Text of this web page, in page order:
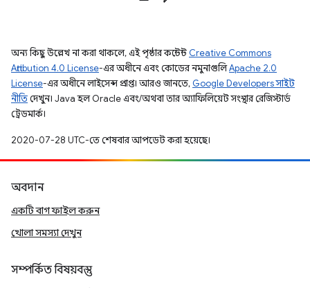
অন্য কিছু উল্লেখ না করা থাকলে, এই পৃষ্ঠার কন্টেন্ট Creative Commons
Attribution 4.0 License-এর অধীনে এবং কোডের নমুনাগুলিApache 2.0
License-এর অধীনে লাইসেন্স প্রাপ্ত। আরও জানতে, Google Developers সাইট
নীতিদেখুন। Java হল Oracle এবং/অথবা তার অ্যাফিলিয়েট সংস্থার রেজিস্টার্ড
ট্রেডমার্ক।
2020-07-28 UTC-তে শেষবার আপডেট করা হয়েছে।
অবদান
একটি বাগ ফাইল করুন
খোলা সমস্যা দেখুন
সম্পর্কিত বিষয়বস্তু